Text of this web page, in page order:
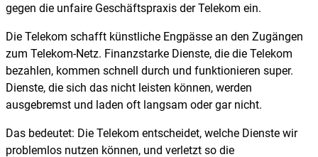
gegen die unfaire Geschäftspraxis der Telekom ein.
Die Telekom schafft künstliche Engpässe an den Zugängen
zum Telekom-Netz. Finanzstarke Dienste, die die Telekom
bezahlen, kommen schnell durch und funktionieren super.
Dienste, die sich das nicht leisten können, werden
ausgebremst und laden oft langsam oder gar nicht.
Das bedeutet: Die Telekom entscheidet, welche Dienste wir
problemlos nutzen können, und verletzt so die